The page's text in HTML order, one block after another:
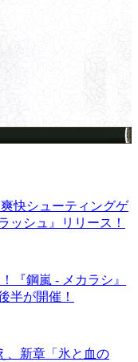
快シューティングゲ
ッシュ』リリース！
『鋼嵐 - メカラシ』
半が開催！
、新章「氷と血の